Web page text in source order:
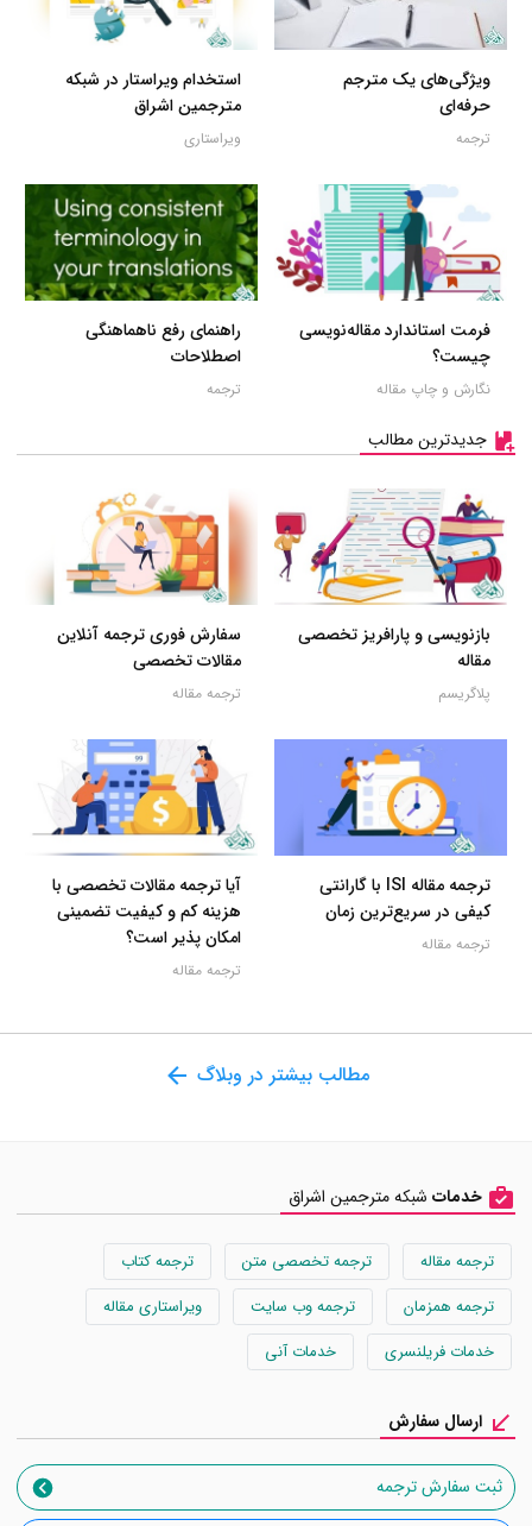
ویژگی‌های یک مترجم
حرفه‌ای
ترجمه
استخدام ویراستار در شبکه
مترجمین اشراق
ویراستاری
فرمت استاندارد مقاله‌نویسی
چیست؟
نگارش و چاپ مقاله
راهنمای رفع ناهماهنگی
اصطلاحات
ترجمه
جدیدترین مطالب
بازنویسی و پارافریز تخصصی
مقاله
پلاگریسم
سفارش فوری ترجمه آنلاین
مقالات تخصصی
ترجمه مقاله
ترجمه مقاله ISI با گارانتی
کیفی در سریع‌ترین زمان
ترجمه مقاله
آیا ترجمه مقالات تخصصی با
هزینه کم و کیفیت تضمینی
امکان پذیر است؟
ترجمه مقاله
مطالب بیشتر در وبلاگ
خدمات شبکه مترجمین اشراق
ترجمه مقاله ترجمه تخصصی متن
ترجمه کتاب
ترجمه همزمان
ترجمه وب سایت
ویراستاری مقاله
خدمات فریلنسری
خدمات آنی
ارسال سفارش
ثبت سفارش ترجمه